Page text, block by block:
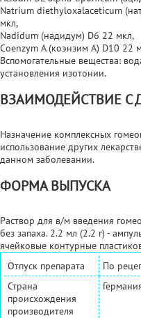
Natrium diethyloxalaceticum
мкл,
Nadidum (надидум) D6 22 мкл,
Coenzym A (коэнзим А) D10 22
Вспомогательные вещества:
установления изотонии.
ВЗАИМОДЕЙСТВИЕ С
Назначение комплексных
использование других
данном заболевании.
ФОРМА ВЫПУСКА
Раствор для в/м введения
без запаха. 2.2 мл (2.2 г) -
ячейковые контурные
Отпуск препарата
По
Страна
происхождения
производителя